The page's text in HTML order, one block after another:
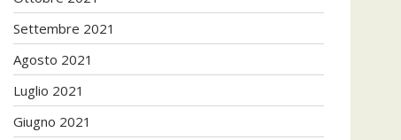
Settembre 2021
Agosto 2021
Luglio 2021
Giugno 2021